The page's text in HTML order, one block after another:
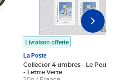
Livraison offerte
La Poste
Collector 4 timbres - Le Petit
- Lettre Verte